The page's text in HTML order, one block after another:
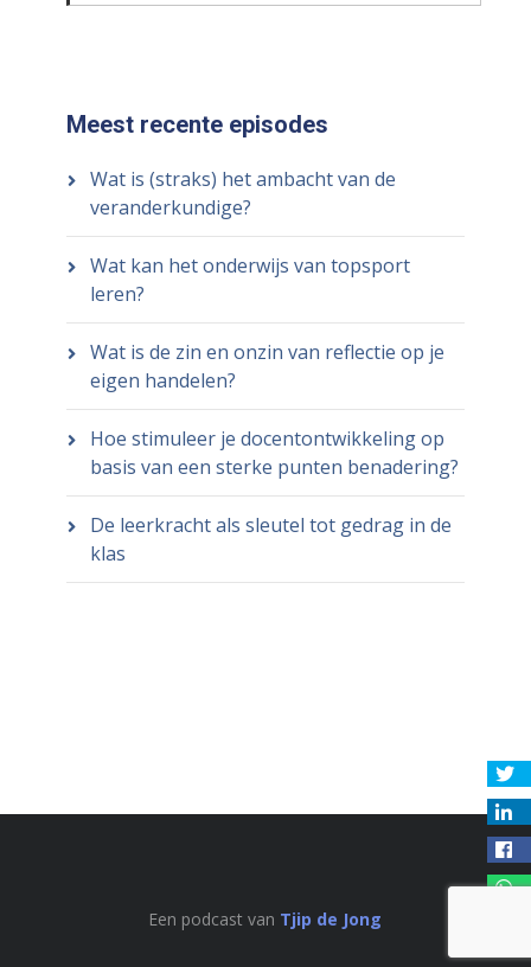
Meest recente episodes
Wat is (straks) het ambacht van de
veranderkundige?
Wat kan het onderwijs van topsport
leren?
Wat is de zin en onzin van reflectie op je
eigen handelen?
Hoe stimuleer je docentontwikkeling op
basis van een sterke punten benadering?
De leerkracht als sleutel tot gedrag in de
klas
Een podcast van Tjip de Jong